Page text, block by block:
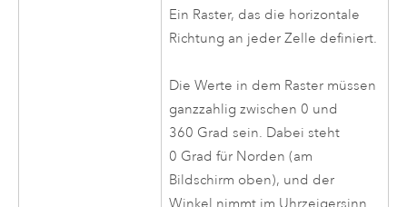
Ein Raster, das die horizontale
Richtung an jeder Zelle definiert.
Die Werte in dem Raster müssen
ganzzahlig zwischen 0 und
360 Grad sein. Dabei steht
0 Grad für Norden (am
Bildschirm oben), und der